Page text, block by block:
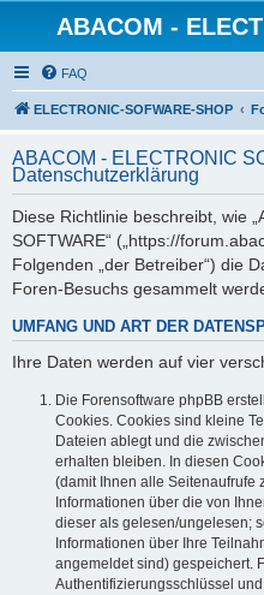
ABACOM -
FAQ
ELECTRONIC-SOFWARE-SHOP
ABACOM - ELECTRONIC
Datenschutzerklärung
Diese Richtlinie beschreibt, wie
SOFTWARE“ („https://
Folgenden „der Betreiber“) die
Foren-Besuchs gesammelt
UMFANG UND ART DER
Ihre Daten werden auf vier
Die Forensoftware phpBB
Cookies. Cookies sind kleine
Dateien ablegt und die
erhalten bleiben. In diesen
(damit Ihnen alle Seitenaufrufe
Informationen über die von
dieser als gelesen/ungelesen;
Informationen über Ihre
angemeldet sind) gespeichert.
Authentifizierungsschlüssel